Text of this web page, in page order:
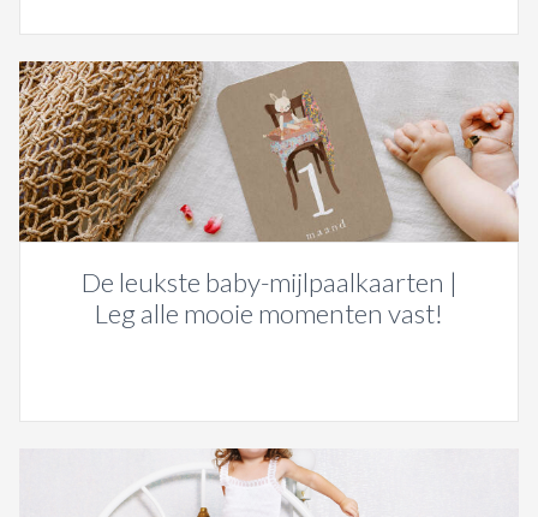
De leukste baby-mijlpaalkaarten |
Leg alle mooie momenten vast!